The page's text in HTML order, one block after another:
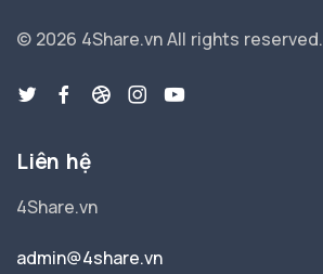
© 2026 4Share.vnAll rights reserved.
Liên hệ
4Share.vn
admin@4share.vn